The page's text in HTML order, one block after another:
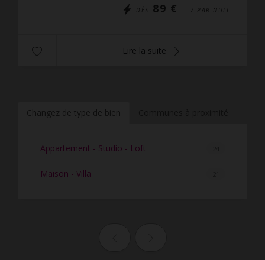
DÈS 89 € / PAR NUIT
Lire la suite
Changez de type de bien
Appartement - Studio - Loft
Maison - Villa